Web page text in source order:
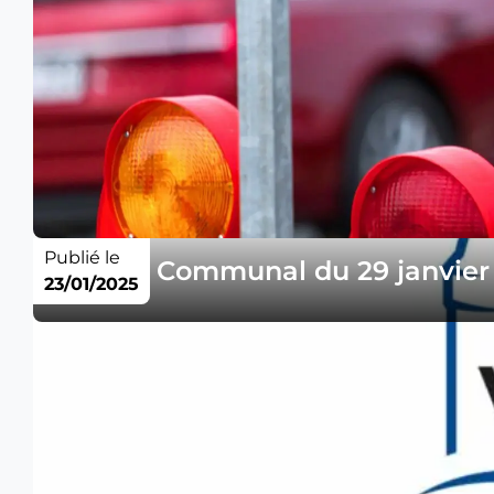
Conseil Communal du 29 janvier
Publié le
23/01/2025